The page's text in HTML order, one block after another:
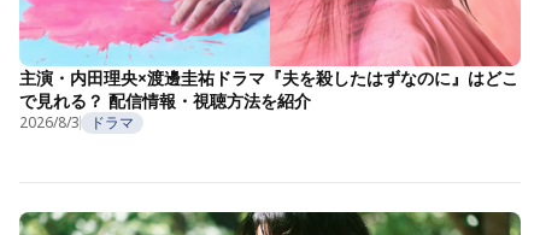
主演・内田理央×渡邊圭祐ドラマ『夫を殺したはずなのに』はどこ
で見れる？ 配信情報・視聴方法を紹介
2026/8/3 ドラマ